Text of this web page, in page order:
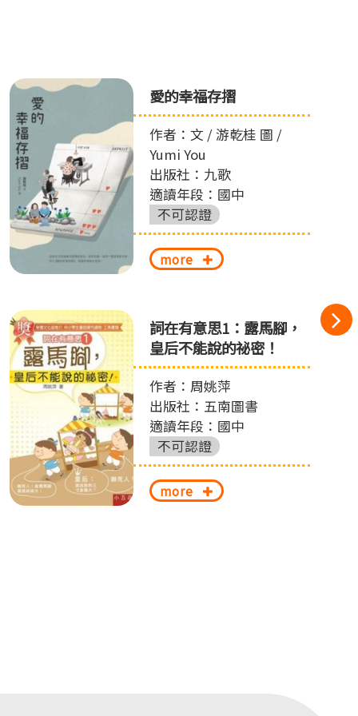
愛的幸福存摺
作者：文 / 游乾桂 圖 /
Yumi You
出版社：九歌
適讀年段：國中
不可認證
more
詞在有意思1：露馬腳，
皇后不能說的祕密！
作者：周姚萍
出版社：五南圖書
適讀年段：國中
不可認證
more